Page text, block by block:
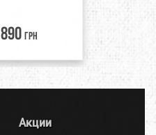
890 грн
Акции